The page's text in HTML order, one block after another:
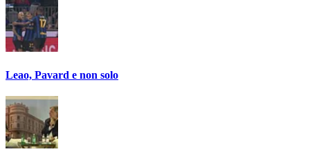
Leao, Pavard e non solo